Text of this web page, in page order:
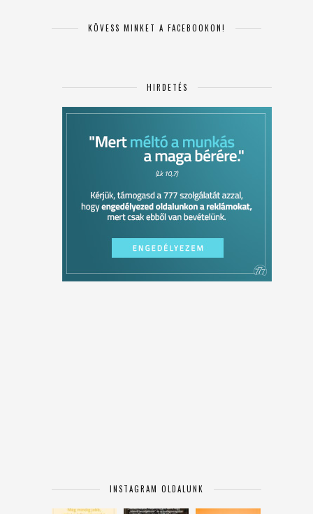
KÖVESS MINKET A FACEBOOKON!
HIRDETÉS
INSTAGRAM OLDALUNK